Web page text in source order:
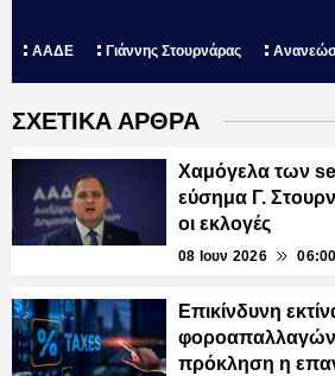
ΑΑΔΕ Γιάννης Στουρνάρας
ΣΧΕΤΙΚΑ ΑΡΘΡΑ
Χαμόγελα των
εύσημα Γ.
οι εκλογές
08 Ιουν 2026 06:00
Επικίνδυνη
φοροαπαλλαγών
πρόκληση η